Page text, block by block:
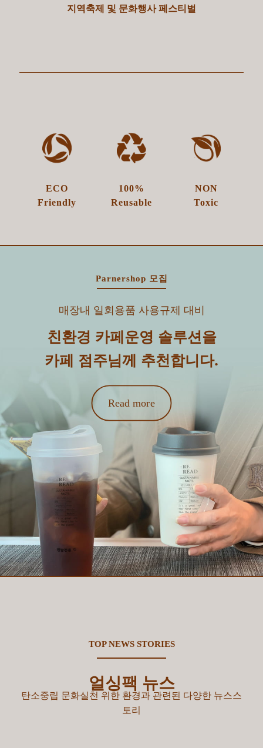
지역축제 및 문화행사 페스티벌
ECO
Friendly
100%​
Reusable
NON
Toxic
Parnershop 모집
매장내 일회용품 사용규제 대비
친환경 카페운영 솔루션을
카페 점주님께 추천합니다.
Read more
TOP NEWS STORIES
얼싱팩 뉴스
탄소중립 문화실천 위한 환경과 관련된 다양한 뉴스스
토리